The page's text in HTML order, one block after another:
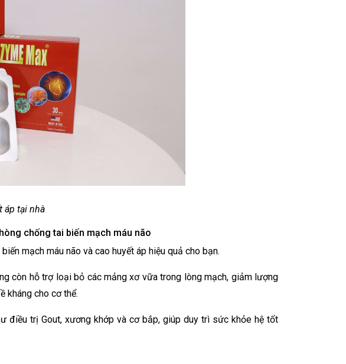
áp tại nhà
chống tai biến mạch máu não
mạch máu não và cao huyết áp hiệu quả cho bạn.
còn hỗ trợ loại bỏ các mảng xơ vữa trong lòng mạch, giảm lượng
kháng cho cơ thể.
điều trị Gout, xương khớp và cơ bắp, giúp duy trì sức khỏe hệ tốt